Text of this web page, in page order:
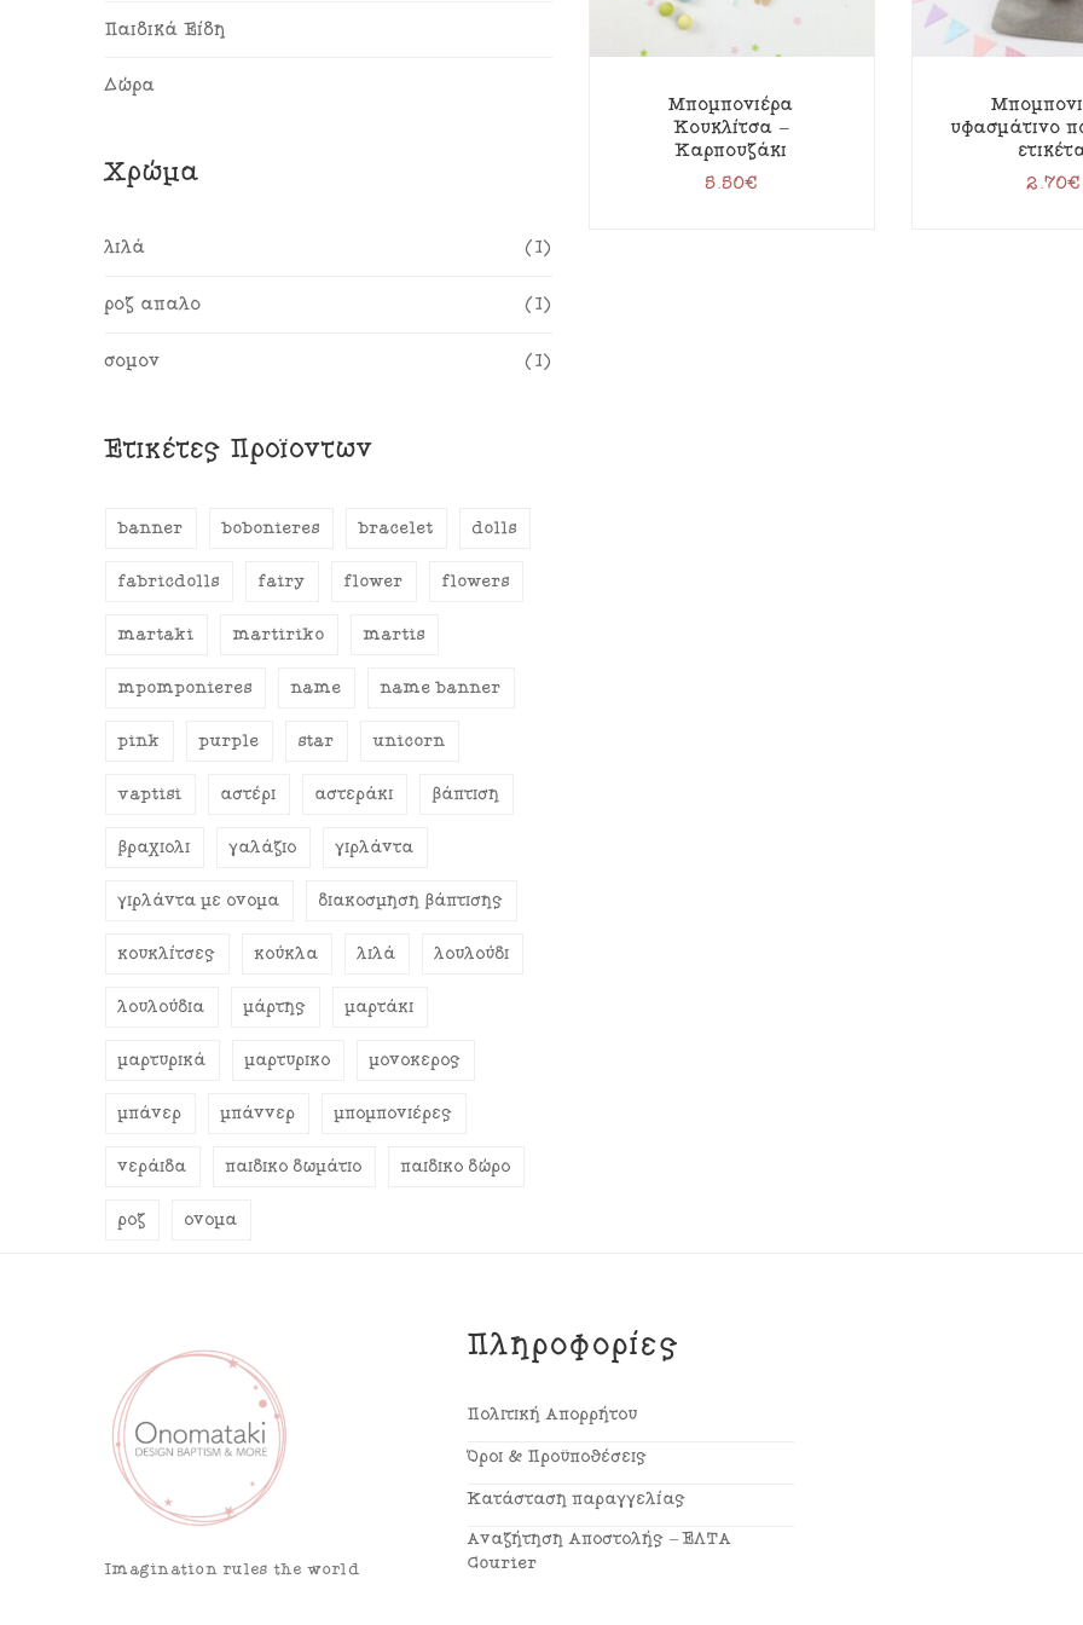
Παιδικά Είδη
Δώρα
Χρώμα
λιλά (1)
ροζ απαλό (1)
σομόν (1)
Ετικέτες Προϊόντων
banner bobonieres bracelet dolls
fabricdolls fairy flower flowers
martaki martiriko martis
mpomponieres name name banner
pink purple star unicorn
vaptisi αστέρι αστεράκι βάπτιση
βραχιόλι γαλάζιο γιρλάντα
γιρλάντα με όνομα διακόσμηση βάπτισης
κουκλίτσες κούκλα λιλά λουλούδι
λουλούδια μάρτης μαρτάκι
μαρτυρικά μαρτυρικό μονόκερος
μπάνερ μπάννερ μπομπονιέρες
νεράιδα παιδικό δωμάτιο παιδικό δώρο
ροζ όνομα
Μπομπονιέρα
Κουκλίτσα –
Καρπουζάκι
5.50€
υφασμάτινο
2.70€
Imagination rules the world
Πληροφορίες
Πολιτική Απορρήτου
Όροι & Προϋποθέσεις
Κατάσταση παραγγελίας
Αναζήτηση Αποστολής – ΕΛΤΑ
Courier